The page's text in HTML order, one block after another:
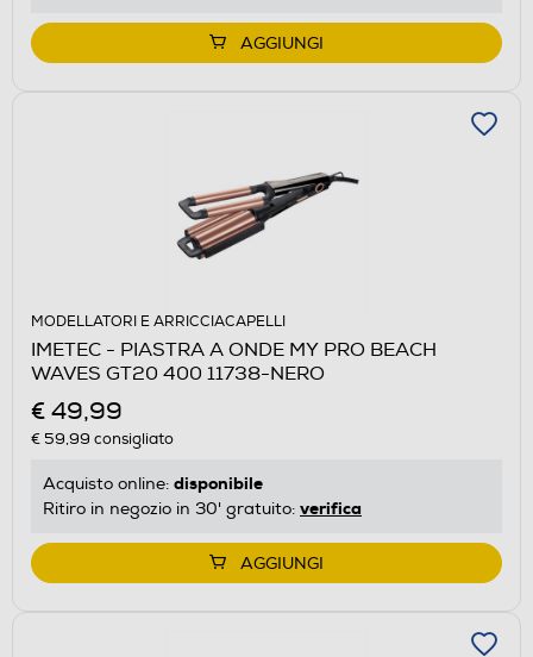
AGGIUNGI
MODELLATORI E ARRICCIACAPELLI
IMETEC - PIASTRA A ONDE MY PRO BEACH
WAVES GT20 400 11738-NERO
€ 49,99
€ 59,99 consigliato
Acquisto online: disponibile
Ritiro in negozio in 30' gratuito: verifica
AGGIUNGI